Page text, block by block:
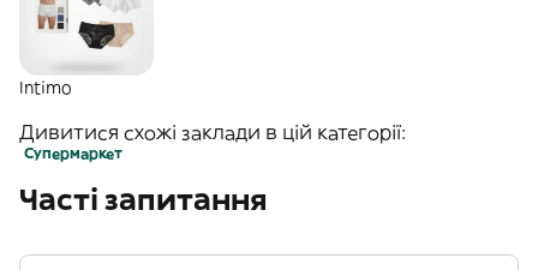
Intimo
Дивитися схожі заклади в цій категорії:
Супермаркет
Часті запитання